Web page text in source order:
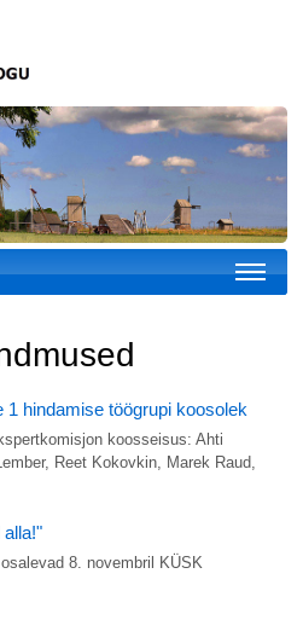
hindamise töögrupi koosolek
koosseisus: Ahti
Reet Kokovkin, Marek Raud,
8. novembril KÜSK